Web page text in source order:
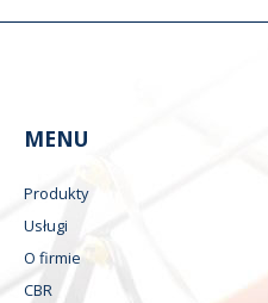
MENU
Produkty
Usługi
O firmie
CBR